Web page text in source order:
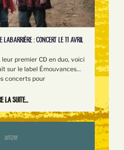
: CONCERT LE 11 AVRIL
premier CD en duo, voici
sur le label Émouvances...
concerts pour
la suite...